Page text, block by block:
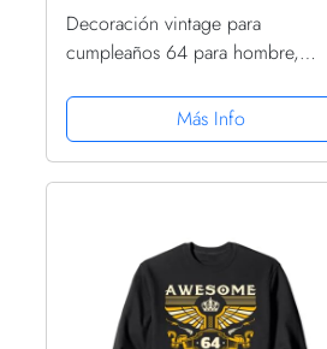
Decoración vintage para
cumpleaños 64 para hombre,
con Capucha
Más Info